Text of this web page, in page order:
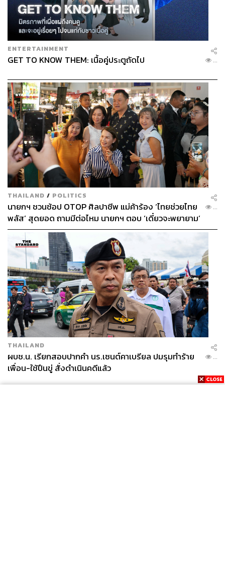
ENTERTAINMENT
GET TO KNOW THEM: เนื้อคู่ประตูถัดไป ...
THAILAND / POLITICS
นายกฯ ชวนช้อป OTOP ศิลปาชีพ แม่ค้าร้อง ‘ไทยช่วยไทย
พลัส’ สุดยอด ถามมีต่อไหม นายกฯ ตอบ ‘เดี๋ยวจะพยายาม’
...
THAILAND
ผบช.น. เรียกสอบปากคำ นร.เซนต์คาเบรียล ปมรุมทำร้าย
เพื่อน-ใช้ปืนขู่ สั่งดำเนินคดีแล้ว
...